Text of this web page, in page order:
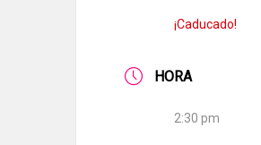
¡Caducado!
HORA
2:30 pm